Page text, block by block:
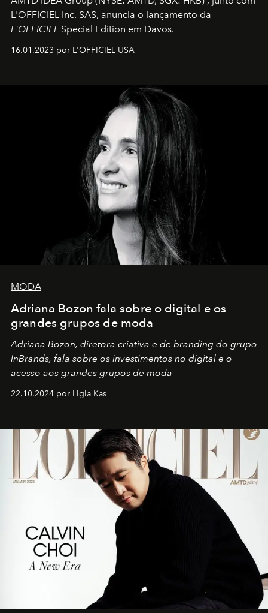
L'OFFICIEL Inc. SAS, anuncia o lançamento da
L'OFFICIEL Special Edition em Davos.
16.01.2023 por L'OFFICIEL USA
MODA
Adriana Bozon fala sobre o digital e os
grandes grupos de moda
Adriana Bozon, diretora criativa e de branding do grupo
InBrands, fala sobre os investimentos no digital e o
acesso aos grandes grupos de moda
22.10.2024 por Ligia Kas